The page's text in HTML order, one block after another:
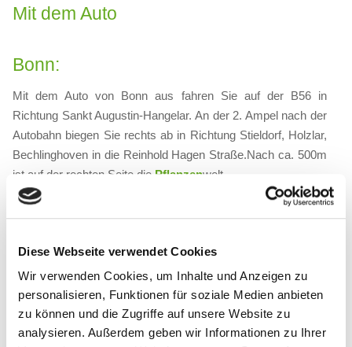
Diese Webseite verwendet Cookies
Wir verwenden Cookies, um Inhalte und Anzeigen zu
personalisieren, Funktionen für soziale Medien anbieten
zu können und die Zugriffe auf unsere Website zu
analysieren. Außerdem geben wir Informationen zu Ihrer
Mit dem Auto
Bonn:
Mit dem Auto von Bonn aus fahren Sie auf der B56 in
Richtung Sankt Augustin-Hangelar. An der 2. Ampel nach der
Autobahn biegen Sie rechts ab in Richtung Stieldorf, Holzlar,
Bechlinghoven in die Reinhold Hagen Straße.Nach ca. 500m
ist auf der rechten Seite die Pflanzenwelt.
St. Augustin:
Mit dem Auto von Sankt Augustin kommend, fahren Sie auf
der B56 an der Ampelkreuzung hinter den Kautex-Werken
links in die Reinhold Hagen Straße in Richtung Holzlar,
Bechlinghoven, Stieldorf.